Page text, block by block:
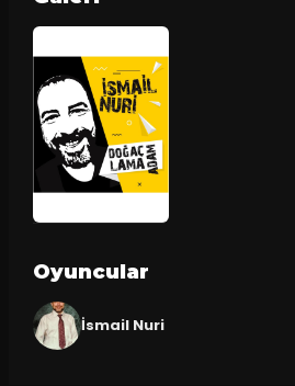
Oyuncular
İsmail Nuri